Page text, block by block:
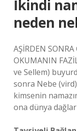
İkindi
neden
AŞİRDEN
OKUMANIN
ve Sellem)
sonra Nebe
kimsenin
ona dünya